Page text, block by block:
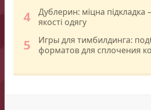
4
Дублерин: міцна підкладка
якості одягу
5
Игры для тимбилдинга:
форматов для сплочения